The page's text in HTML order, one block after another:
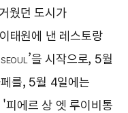
웠던 도시가
태원에 낸 레스토랑
’을 시작으로, 5월
를, 5월 4일에는
피에르 상 엣 루이비통